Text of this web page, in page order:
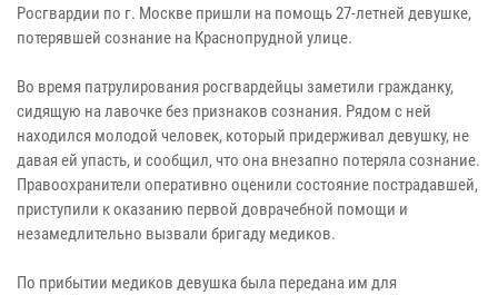
Росгвардии по г. Москве пришли на помощь 27-летней девушке,
потерявшей сознание на Краснопрудной улице.
Во время патрулирования росгвардейцы заметили гражданку,
сидящую на лавочке без признаков сознания. Рядом с ней
находился молодой человек, который придерживал девушку, не
давая ей упасть, и сообщил, что она внезапно потеряла сознание.
Правоохранители оперативно оценили состояние пострадавшей,
приступили к оказанию первой доврачебной помощи и
незамедлительно вызвали бригаду медиков.
По прибытии медиков девушка была передана им для